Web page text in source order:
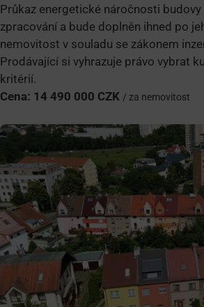
Průkaz energetické náročnosti
zpracování a bude doplněn ihned po
nemovitost v souladu se zákonem
Prodávající si vyhrazuje právo vybrat
kritérií.
Cena: 14 490 000 CZK / za nemovitost